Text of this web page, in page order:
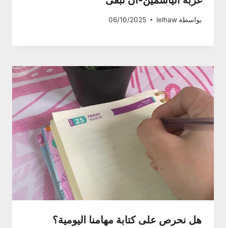
بواسطة lelhaw
06/10/2025
هل نحرص على كتابة مهامنا اليومية؟